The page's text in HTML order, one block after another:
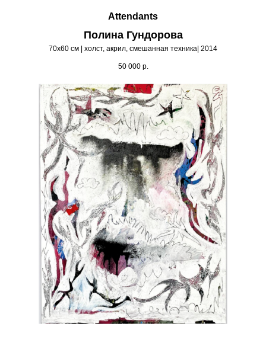
Attendants
Полина Гундорова
70х60 см | холст, акрил, смешанная техника| 2014
50 000 р.